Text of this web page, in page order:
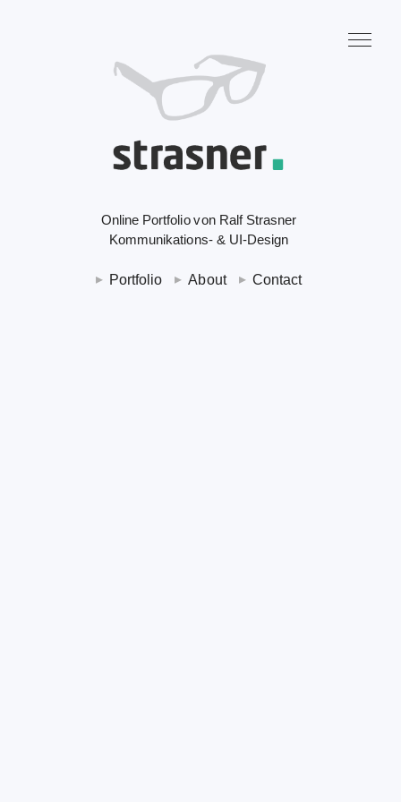
Online Portfolio von Ralf Strasner
Kommunikations- & UI-Design
Portfolio About Contact